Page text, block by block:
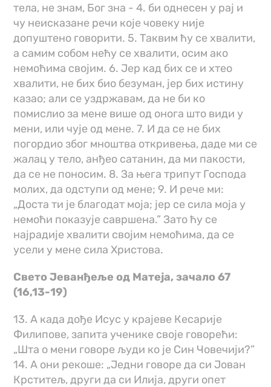
тела, не знам, Бог зна - 4. би однесен у рај и
чу неисказане речи које човеку није
допуштено говорити. 5. Таквим ћу се хвалити,
а самим собом нећу се хвалити, осим ако
немоћима својим. 6. Јер кад бих се и хтео
хвалити, не бих био безуман, јер бих истину
казао; али се уздржавам, да не би ко
помислио за мене више од онога што види у
мени, или чује од мене. 7. И да се не бих
погордио због мноштва откривења, даде ми се
жалац у тело, анђео сатанин, да ми пакости,
да се не поносим. 8. За њега трипут Господа
молих, да одступи од мене; 9. И рече ми:
„Доста ти је благодат моја; јер се сила моја у
немоћи показује савршена.” Зато ћу се
најрадије хвалити својим немоћима, да се
усели у мене сила Христова.
Свето Јеванђеље од Матеја, зачало 67
(16,13-19)
13. А када дође Исус у крајеве Кесарије
Филипове, запита ученике своје говорећи:
„Шта о мени говоре људи ко је Син Човечији?”
14. А они рекоше: „Једни говоре да си Јован
Крститељ, други да си Илија, други опет